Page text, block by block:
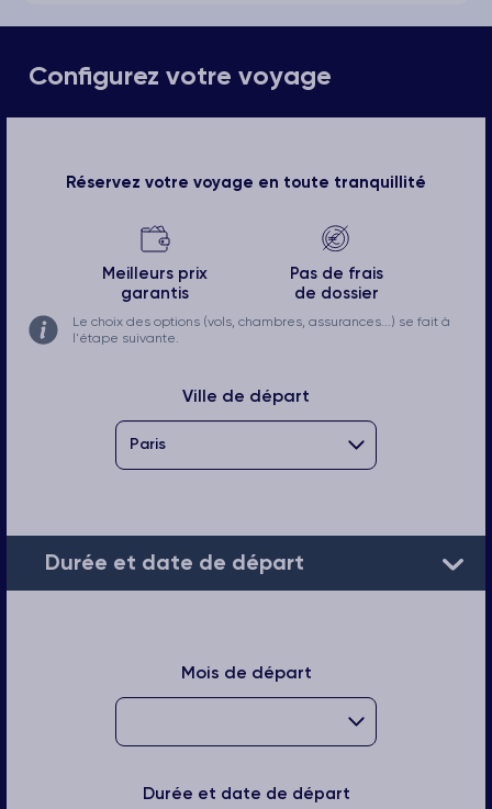
Configurez votre voyage
Réservez votre voyage en toute tranquillité
Meilleurs prix
garantis
Pas de frais
de dossier
Le choix des options (vols, chambres, assurances...) se fait à
l'étape suivante.
Ville de départ
Durée et date de départ
Mois de départ
Durée et date de départ